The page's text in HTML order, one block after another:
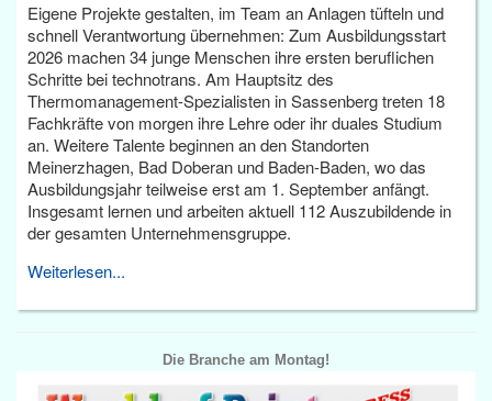
Eigene Projekte gestalten, im Team an Anlagen tüfteln und
schnell Verantwortung übernehmen: Zum Ausbildungsstart
2026 machen 34 junge Menschen ihre ersten beruflichen
Schritte bei technotrans. Am Hauptsitz des
Thermomanagement-Spezialisten in Sassenberg treten 18
Fachkräfte von morgen ihre Lehre oder ihr duales Studium
an. Weitere Talente beginnen an den Standorten
Meinerzhagen, Bad Doberan und Baden-Baden, wo das
Ausbildungsjahr teilweise erst am 1. September anfängt.
Insgesamt lernen und arbeiten aktuell 112 Auszubildende in
der gesamten Unternehmensgruppe.
Weiterlesen...
Die Branche am Montag!